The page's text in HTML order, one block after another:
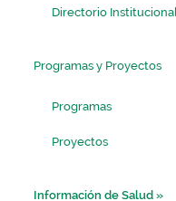
Directorio Institucional
Programas y Proyectos
Programas
Proyectos
Información de Salud»